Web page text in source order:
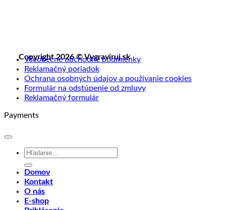
Copyright 2026 © Vygraviruj.sk
Všeobecné obchodné podmienky
Reklamačný poriadok
Ochrana osobných údajov a používanie cookies
Formulár na odstúpenie od zmluvy
Reklamačný formulár
Payments
Hľadať:
Domov
Kontakt
O nás
E-shop